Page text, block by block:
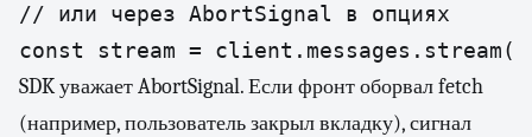
// или через AbortSignal в опциях
const stream =
SDK уважает AbortSignal. Если фронт оборвал fetch
(например, пользователь закрыл вкладку), сигнал